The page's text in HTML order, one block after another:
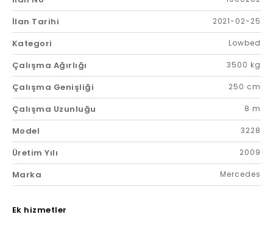
İlan Tarihi 2021-02-25
Kategori Lowbed
Çalışma Ağırlığı 3500 kg
Çalışma Genişliği 250 cm
Çalışma Uzunluğu 8 m
Model 3228
Üretim Yılı 2009
Marka Mercedes
Ek hizmetler